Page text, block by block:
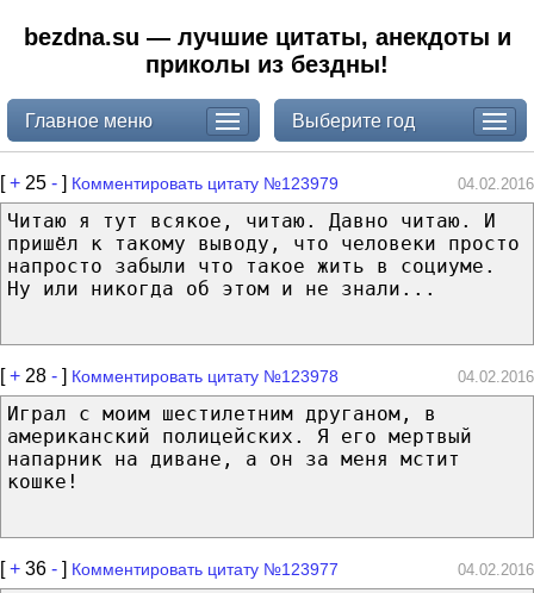
bezdna.su — лучшие цитаты, анекдоты и
приколы из бездны!
Главное меню Выберите год
[+ 25 - ] Комментировать цитату №123979 04.02.2016
Читаю я тут всякое, читаю. Давно читаю. И
пришёл к такому выводу, что человеки просто
напросто забыли что такое жить в социуме.
Ну или никогда об этом и не знали...
[+ 28 - ] Комментировать цитату №123978 04.02.2016
Играл с моим шестилетним друганом, в
американский полицейских. Я его мертвый
напарник на диване, а он за меня мстит
кошке!
[+ 36 - ] Комментировать цитату №123977 04.02.2016